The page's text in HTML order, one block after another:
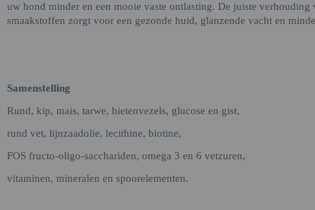
uw hond minder en een mooie vaste ontlasting. De juiste
smaakstoffen zorgt voor een gezonde huid, glanzende vacht en
Samenstelling
Rund, kip, mais, tarwe, bietenvezels, glucose en gist,
rund vet, lijnzaadolie, lecithine, biotine,
FOS fructo-oligo-sacchariden, omega 3 en 6 vetzuren,
vitaminen, mineralen en spoorelementen.